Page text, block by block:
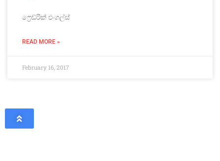
ෆ්‍රෙඩ්රික් එංගල්ස්
READ MORE »
February 16, 2017